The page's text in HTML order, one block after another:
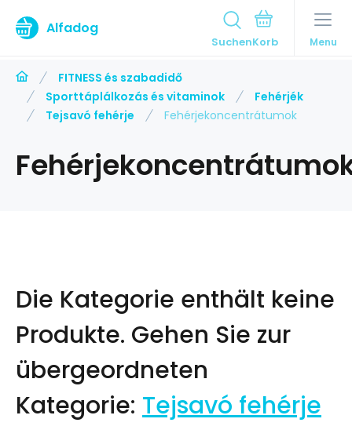
Alfadog
Suchen Menu
FITNESS és szabadidő
Sporttáplálkozás és vitaminok
Fehérjék
Tejsavó fehérje
Fehérjekoncentrátumok
Die Kategorie enthält keine
Produkte. Gehen Sie zur
übergeordneten
Kategorie: Tejsavó fehérje